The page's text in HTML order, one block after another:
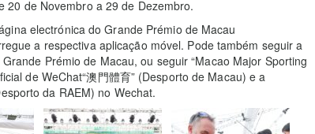
20 de Novembro a 29 de Dezembro.
electrónica do Grande Prémio de Macau
a respectiva aplicação móvel. Pode também seguir a
Prémio de Macau, ou seguir “Macao Major Sporting
de WeChat“澳門體育” (Desporto de Macau) e a
da RAEM) no Wechat.